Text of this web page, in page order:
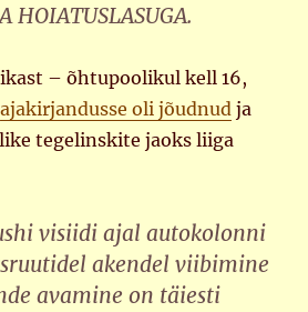
HOIATUSLASUGA.
– õhtupoolikul kell 16,
ajakirjandusse oli jõudnud ja
tegelinskite jaoks liiga
visiidi ajal autokolonni
akendel viibimine
avamine on täiesti